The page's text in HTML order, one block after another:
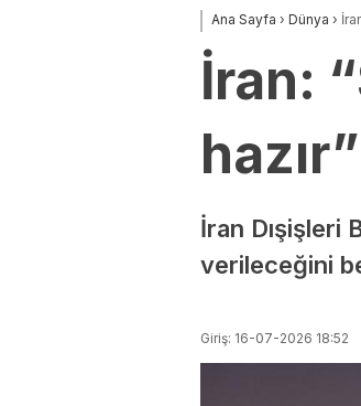
Ana Sayfa › Dünya ›
İran:
hazır”
İran Dışişleri
verileceğini
Giriş: 16-07-2026 18:52